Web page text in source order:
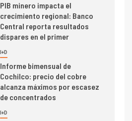
PIB minero impacta el
crecimiento regional: Banco
Central reporta resultados
dispares en el primer
I+D
Informe bimensual de
Cochilco: precio del cobre
alcanza máximos por escasez
de concentrados
I+D